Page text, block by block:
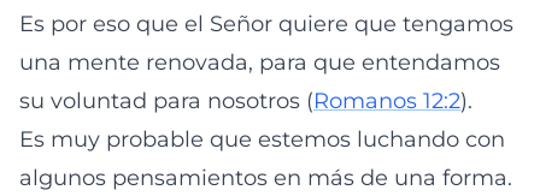
Es por eso que el Señor quiere que tengamos
una mente renovada, para que entendamos
su voluntad para nosotros (Romanos 12:2).
Es muy probable que estemos luchando con
algunos pensamientos en más de una forma.